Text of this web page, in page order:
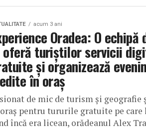
acum 3 ani
Oradea: O
oferă turiștilor servicii
și organizează
în oraș
de mic de turism și geografie
pentru tururile gratuite pe care
încă era licean, orădeanul Alex